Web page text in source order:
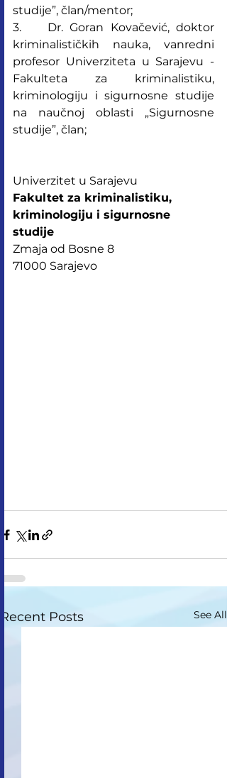
studije”, član/mentor;
3.    Dr. Goran Kovačević, doktor
kriminalističkih nauka, vanredni
profesor Univerziteta u Sarajevu -
Fakulteta za kriminalistiku,
kriminologiju i sigurnosne studije
na naučnoj oblasti „Sigurnosne
studije”, član;
Univerzitet u Sarajevu
Fakultet za kriminalistiku,
kriminologiju i sigurnosne
studije
Zmaja od Bosne 8
71000 Sarajevo
Recent Posts See All